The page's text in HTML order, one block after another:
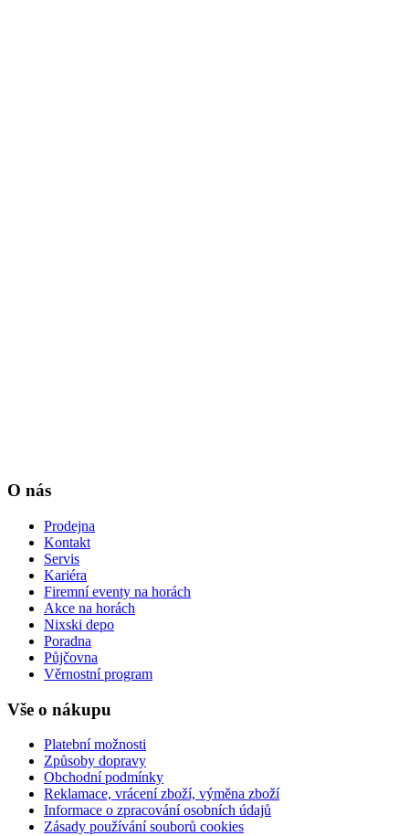
O nás
Prodejna
Kontakt
Servis
Kariéra
Firemní eventy na horách
Akce na horách
Nixski depo
Poradna
Půjčovna
Věrnostní program
Vše o nákupu
Platební možnosti
Způsoby dopravy
Obchodní podmínky
Reklamace, vrácení zboží, výměna zboží
Informace o zpracování osobních údajů
Zásady používání souborů cookies